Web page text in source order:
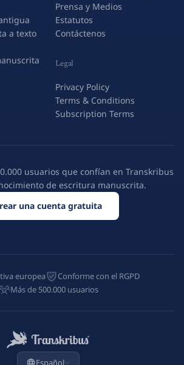
a texto
Prensa y Medios
Estatutos
Contáctenos
Legal
Privacy Policy
Terms & Conditions
Subscription Terms
usuarios que confían en Transkribus
de escritura manuscrita.
una cuenta gratuita
europea
Conforme con el RGPD
Más de 500.000 usuarios
Español